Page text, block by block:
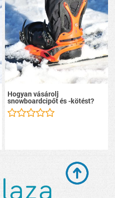
Hogyan vásárolj
snowboardcipőt és -kötést?